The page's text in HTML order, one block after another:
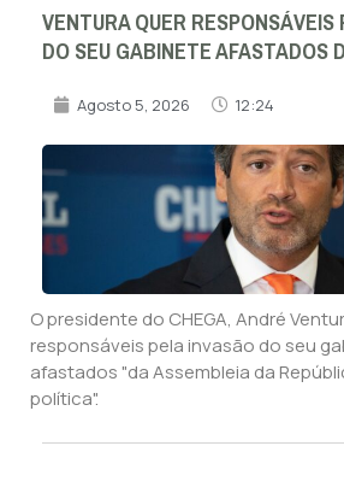
VENTURA QUER
DO SEU GABINETE AFASTADOS
Agosto 5, 2026 12:24
O presidente do CHEGA, André
responsáveis pela invasão do seu
afastados "da Assembleia da
política".